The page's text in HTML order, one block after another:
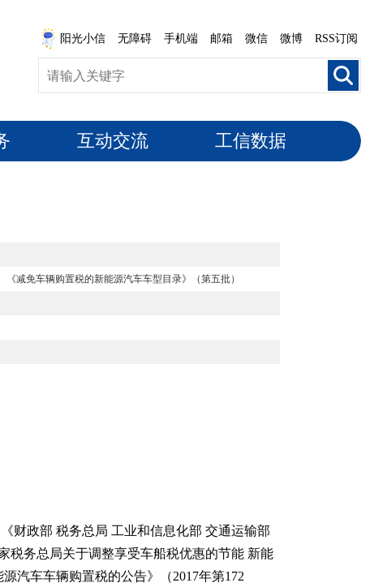
阳光小信 无障碍 手机端 邮箱 微信 微博 RSS订阅
互动交流 工信数据
减免车辆购置税的新能源汽车车型目录》（第五批）
财政部 税务总局 工业和信息化部 交通运输部
税务总局关于调整享受车船税优惠的节能 新能
汽车车辆购置税的公告》（2017年第172